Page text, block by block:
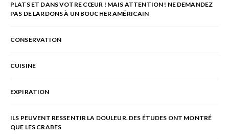
PLATS ET DANS VOTRE CŒUR ! MAIS ATTENTION ! NE DEMANDEZ
PAS DE LARDONS À UN BOUCHER AMÉRICAIN
CONSERVATION
CUISINE
EXPIRATION
ILS PEUVENT RESSENTIR LA DOULEUR. DES ÉTUDES ONT MONTRÉ
QUE LES CRABES